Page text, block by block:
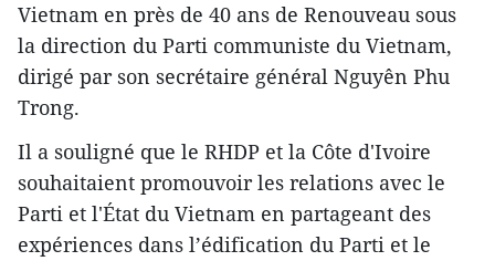
Vietnam en près de 40 ans de Renouveau sous
la direction du Parti communiste du Vietnam,
dirigé par son secrétaire général Nguyên Phu
Trong.
Il a souligné que le RHDP et la Côte d'Ivoire
souhaitaient promouvoir les relations avec le
Parti et l'État du Vietnam en partageant des
expériences dans l’édification du Parti et le